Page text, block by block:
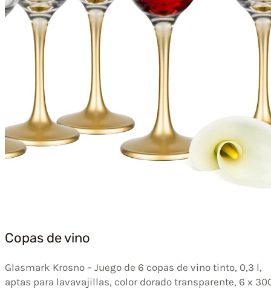
Copas de vino
Glasmark Krosno – Juego de 6 copas de vino tinto, 0,3 l,
aptas para lavavajillas, color dorado transparente, 6 x